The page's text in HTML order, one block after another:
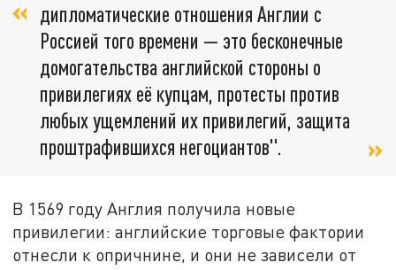
дипломатические отношения Англии с
Россией того времени — это бесконечные
домогательства английской стороны о
привилегиях её купцам, протесты против
любых ущемлений их привилегий, защита
проштрафившихся негоциантов".
В 1569 году Англия получила новые
привилегии: английские торговые фактории
отнесли к опричнине, и они не зависели от